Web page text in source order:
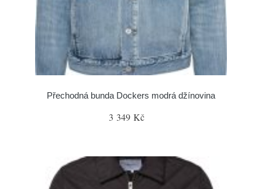
Přechodná bunda Dockers modrá džínovina
3 349 Kč